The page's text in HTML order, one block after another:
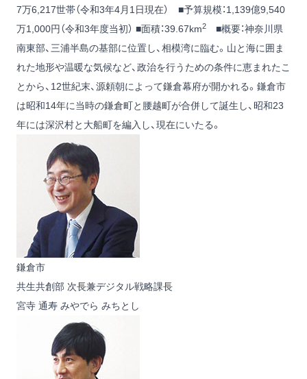
7万6,217世帯（令和3年4月1日現在） ■予算規模：1,139億9,540
万1,000円（令和3年度当初） ■面積：39.67km2
■概要：神奈川県
南東部、三浦半島の基部に位置し、相模湾に臨む。山と海に囲ま
れた地形や温暖な気候など、政治を行うための条件に恵まれたこ
とから、12世紀末、源頼朝によって鎌倉幕府が開かれる。鎌倉市
は昭和14年に当時の鎌倉町と腰越町が合併して誕生し、昭和23
年には深沢村と大船町を編入し、現在にいたる。
鎌倉市
共生共創部 次長兼デジタル戦略課長
宮寺 通寿 みやでら みちとし